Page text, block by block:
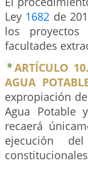
Ley 1682 de
los
facultades
ARTÍCULO
AGUA
expropiación
Agua Potable
recaerá
ejecución